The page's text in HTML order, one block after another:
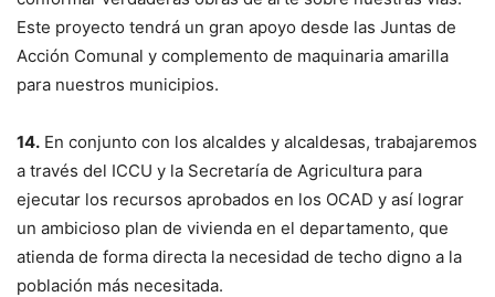
Este proyecto tendrá un gran apoyo desde las Juntas de
Acción Comunal y complemento de maquinaria amarilla
para nuestros municipios.
14. En conjunto con los alcaldes y alcaldesas, trabajaremos
a través del ICCU y la Secretaría de Agricultura para
ejecutar los recursos aprobados en los OCAD y así lograr
un ambicioso plan de vivienda en el departamento, que
atienda de forma directa la necesidad de techo digno a la
población más necesitada.